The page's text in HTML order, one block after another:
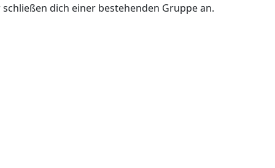
dich einer bestehenden Gruppe an.